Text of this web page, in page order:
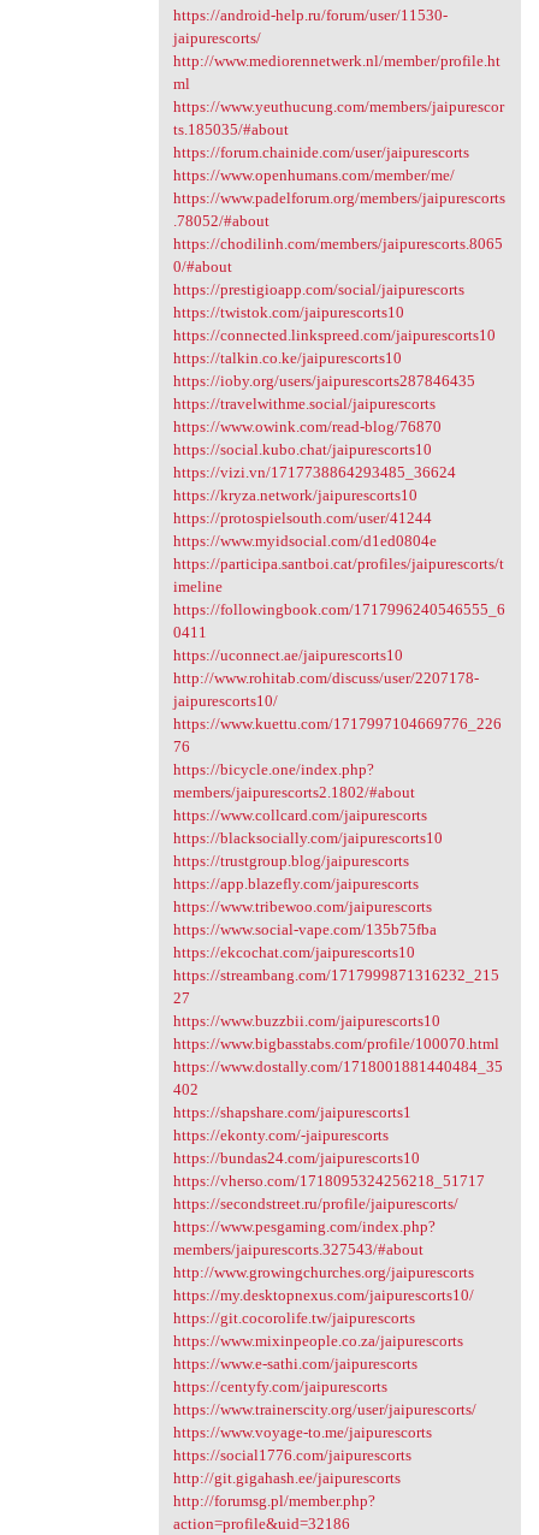
https://android-help.ru/forum/user/11530-
jaipurescorts/
http://www.mediorennetwerk.nl/member/profile.ht
ml
https://www.yeuthucung.com/members/jaipurescor
ts.185035/#about
https://forum.chainide.com/user/jaipurescorts
https://www.openhumans.com/member/me/
https://www.padelforum.org/members/jaipurescorts
.78052/#about
https://chodilinh.com/members/jaipurescorts.8065
0/#about
https://prestigioapp.com/social/jaipurescorts
https://twistok.com/jaipurescorts10
https://connected.linkspreed.com/jaipurescorts10
https://talkin.co.ke/jaipurescorts10
https://ioby.org/users/jaipurescorts287846435
https://travelwithme.social/jaipurescorts
https://www.owink.com/read-blog/76870
https://social.kubo.chat/jaipurescorts10
https://vizi.vn/1717738864293485_36624
https://kryza.network/jaipurescorts10
https://protospielsouth.com/user/41244
https://www.myidsocial.com/d1ed0804e
https://participa.santboi.cat/profiles/jaipurescorts/t
imeline
https://followingbook.com/1717996240546555_6
0411
https://uconnect.ae/jaipurescorts10
http://www.rohitab.com/discuss/user/2207178-
jaipurescorts10/
https://www.kuettu.com/1717997104669776_226
76
https://bicycle.one/index.php?
members/jaipurescorts2.1802/#about
https://www.collcard.com/jaipurescorts
https://blacksocially.com/jaipurescorts10
https://trustgroup.blog/jaipurescorts
https://app.blazefly.com/jaipurescorts
https://www.tribewoo.com/jaipurescorts
https://www.social-vape.com/135b75fba
https://ekcochat.com/jaipurescorts10
https://streambang.com/1717999871316232_215
27
https://www.buzzbii.com/jaipurescorts10
https://www.bigbasstabs.com/profile/100070.html
https://www.dostally.com/1718001881440484_35
402
https://shapshare.com/jaipurescorts1
https://ekonty.com/-jaipurescorts
https://bundas24.com/jaipurescorts10
https://vherso.com/1718095324256218_51717
https://secondstreet.ru/profile/jaipurescorts/
https://www.pesgaming.com/index.php?
members/jaipurescorts.327543/#about
http://www.growingchurches.org/jaipurescorts
https://my.desktopnexus.com/jaipurescorts10/
https://git.cocorolife.tw/jaipurescorts
https://www.mixinpeople.co.za/jaipurescorts
https://www.e-sathi.com/jaipurescorts
https://centyfy.com/jaipurescorts
https://www.trainerscity.org/user/jaipurescorts/
https://www.voyage-to.me/jaipurescorts
https://social1776.com/jaipurescorts
http://git.gigahash.ee/jaipurescorts
http://forumsg.pl/member.php?
action=profile&uid=32186